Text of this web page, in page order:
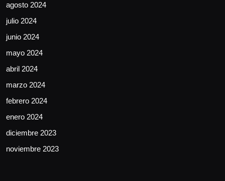
agosto 2024
julio 2024
junio 2024
mayo 2024
abril 2024
marzo 2024
febrero 2024
enero 2024
diciembre 2023
noviembre 2023